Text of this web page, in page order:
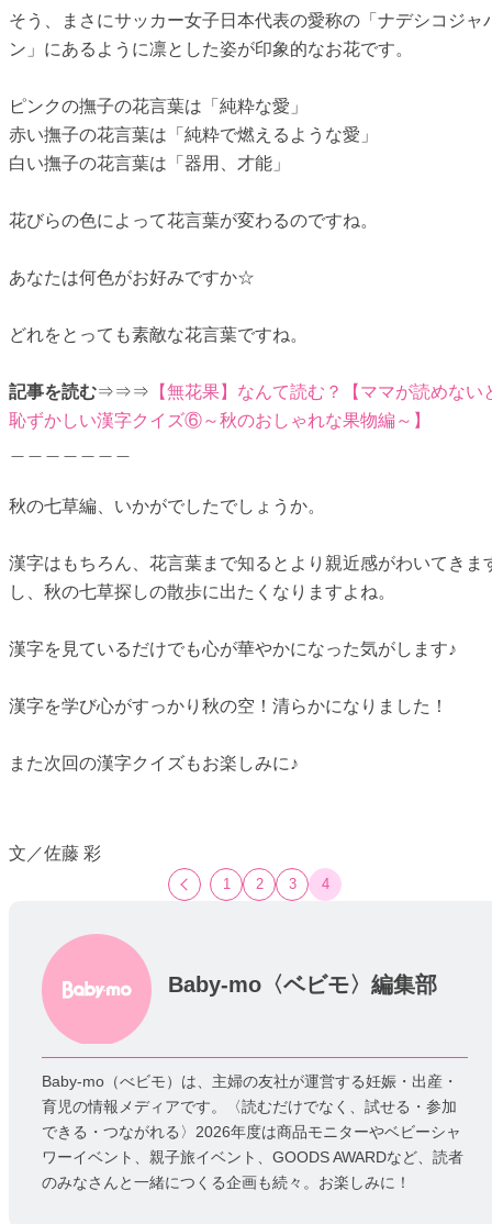
そう、まさにサッカー女子日本代表の愛称の「ナデシコジャ
ン」にあるように凛とした姿が印象的なお花です。
ピンクの撫子の花言葉は「純粋な愛」
赤い撫子の花言葉は「純粋で燃えるような愛」
白い撫子の花言葉は「器用、才能」
花びらの色によって花言葉が変わるのですね。
あなたは何色がお好みですか☆
どれをとっても素敵な花言葉ですね。
記事を読む⇒⇒⇒ 【無花果】なんて読む？【ママが読めない
恥ずかしい漢字クイズ⑥～秋のおしゃれな果物編～】
秋の七草編、いかがでしたでしょうか。
漢字はもちろん、花言葉まで知るとより親近感がわいてきま
し、秋の七草探しの散歩に出たくなりますよね。
漢字を見ているだけでも心が華やかになった気がします♪
漢字を学び心がすっかり秋の空！清らかになりました！
また次回の漢字クイズもお楽しみに♪
文／佐藤 彩
1 2 3 4
Baby-mo〈ベビモ〉編集部
Baby-mo（べビモ）は、主婦の友社が運営する妊娠・出産・
育児の情報メディアです。〈読むだけでなく、試せる・参加
できる・つながれる〉2026年度は商品モニターやベビーシャ
ワーイベント、親子旅イベント、GOODS AWARDなど、読者
のみなさんと一緒につくる企画も続々。お楽しみに！